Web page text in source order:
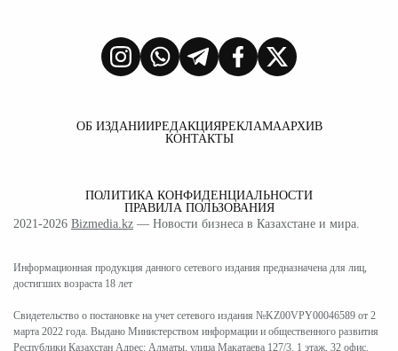
ОБ ИЗДАНИИРЕДАКЦИЯРЕКЛАМААРХИВ
КОНТАКТЫ
ПОЛИТИКА КОНФИДЕНЦИАЛЬНОСТИ
ПРАВИЛА ПОЛЬЗОВАНИЯ
2021-2026 Bizmedia.kz — Новости бизнеса в Казахстане и мира.
Информационная продукция данного сетевого издания предназначена для лиц,
достигших возраста 18 лет
Свидетельство о постановке на учет сетевого издания №KZ00VPY00046589 от 2
марта 2022 года. Выдано Министерством информации и общественного развития
Республики Казахстан Адрес: Алматы, улица Макатаева 127/3, 1 этаж, 32 офис.